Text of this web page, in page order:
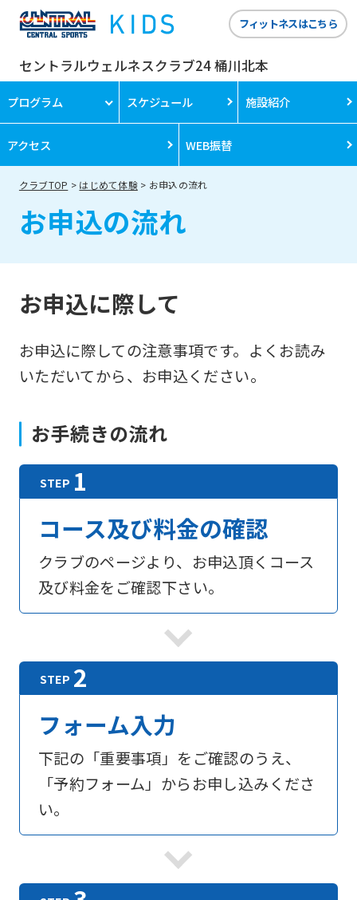
セントラルウェルネスクラブ24 桶川北本
フィットネスはこちら
プログラム スケジュール 施設紹介
アクセス WEB振替
クラブTOP はじめて体験 お申込の流れ
お申込の流れ
お申込に際して
お申込に際しての注意事項です。よくお読み
いただいてから、お申込ください。
お手続きの流れ
コース及び料金の確認
クラブのページより、お申込頂くコース
及び料金をご確認下さい。
フォーム入力
下記の「重要事項」をご確認のうえ、
「予約フォーム」からお申し込みくださ
い。